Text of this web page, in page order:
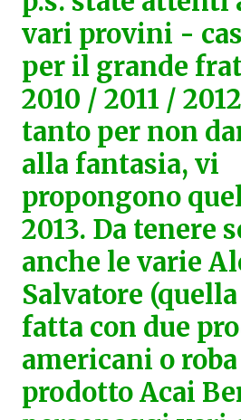
vari provini -
per il grande
2010 / 2011 /
tanto per non
alla fantasia, vi
propongono
2013. Da tenere
anche le varie
Salvatore
fatta con due
americani o
prodotto Acai